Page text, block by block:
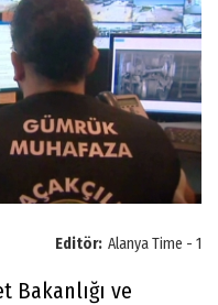
Editör: Alanya Time - 1
Bakanlığı ve